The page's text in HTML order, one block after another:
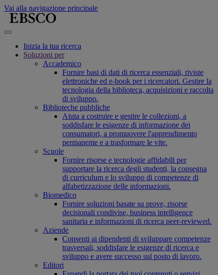
Vai alla navigazione principale
Inizia la tua ricerca
Soluzioni per
Accademico
Fornire basi di dati di ricerca essenziali, riviste
elettroniche ed e-book per i ricercatori. Gestire la
tecnologia della biblioteca, acquisizioni e raccolta
di sviluppo.
Biblioteche pubbliche
Aiuta a costruire e gestire le collezioni, a
soddisfare le esigenze di informazione dei
consumatori, a promuovere l'apprendimento
permanente e a trasformare le vite.
Scuole
Fornire risorse e tecnologie affidabili per
supportare la ricerca degli studenti, la consegna
di curriculum e lo sviluppo di competenze di
alfabetizzazione delle informazioni.
Biomedico
Fornire soluzioni basate su prove, risorse
decisionali condivise, business intelligence
sanitaria e informazioni di ricerca peer-reviewed.
Aziende
Consenti ai dipendenti di sviluppare competenze
trasversali, soddisfare le esigenze di ricerca e
sviluppo e avere successo sul posto di lavoro.
Editori